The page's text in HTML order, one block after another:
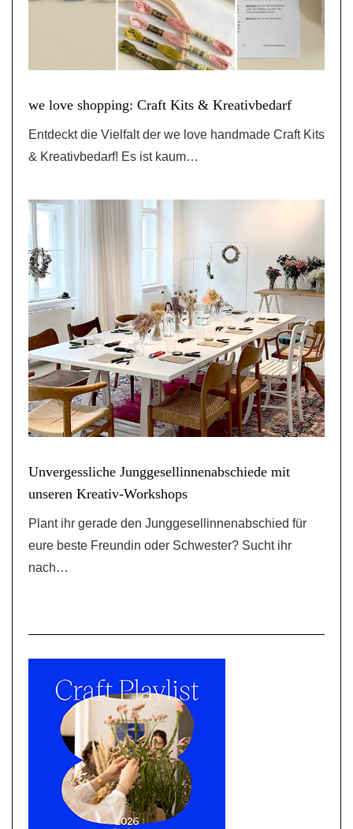
we love shopping: Craft Kits & Kreativbedarf
Entdeckt die Vielfalt der we love handmade Craft Kits
& Kreativbedarf! Es ist kaum…
Unvergessliche Junggesellinnenabschiede mit
unseren Kreativ-Workshops
Plant ihr gerade den Junggesellinnenabschied für
eure beste Freundin oder Schwester? Sucht ihr
nach…